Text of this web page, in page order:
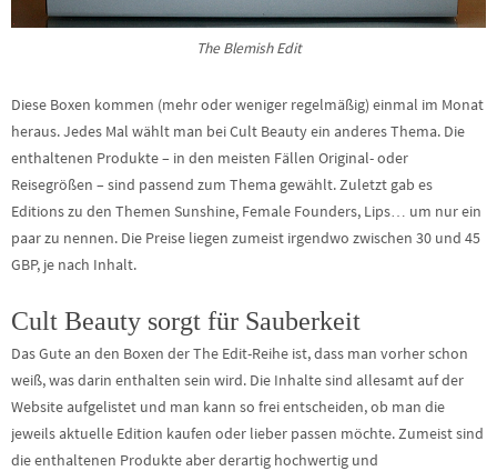
The Blemish Edit
Diese Boxen kommen (mehr oder weniger regelmäßig) einmal im Monat
heraus. Jedes Mal wählt man bei Cult Beauty ein anderes Thema. Die
enthaltenen Produkte – in den meisten Fällen Original- oder
Reisegrößen – sind passend zum Thema gewählt. Zuletzt gab es
Editions zu den Themen Sunshine, Female Founders, Lips… um nur ein
paar zu nennen. Die Preise liegen zumeist irgendwo zwischen 30 und 45
GBP, je nach Inhalt.
Cult Beauty sorgt für Sauberkeit
Das Gute an den Boxen der The Edit-Reihe ist, dass man vorher schon
weiß, was darin enthalten sein wird. Die Inhalte sind allesamt auf der
Website aufgelistet und man kann so frei entscheiden, ob man die
jeweils aktuelle Edition kaufen oder lieber passen möchte. Zumeist sind
die enthaltenen Produkte aber derartig hochwertig und